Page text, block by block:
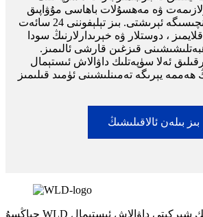
ۋە مەھسۇلات باھاسى مۇۋاپىق
خېرىدارلارنىڭ ئىشەنچىسىگە ئېرىشتى. بىز تېلېفوننى 24 سائەت
، دوستلار ۋە خېرىدارلارنىڭ سودا
قىزغىن قارشى ئالىمىز.
ئەلا سۈپەتلىك داۋالاش ئىستېمال
بىز بىلەن ئالاقىلىشىڭ
جياڭسۇ WLD داۋالاش چەكلىك شىركىتى داۋالاش ئىستېمال